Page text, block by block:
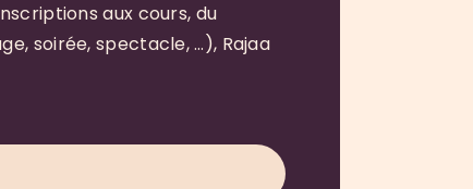
aux cours, du
soirée, spectacle, …), Rajaa